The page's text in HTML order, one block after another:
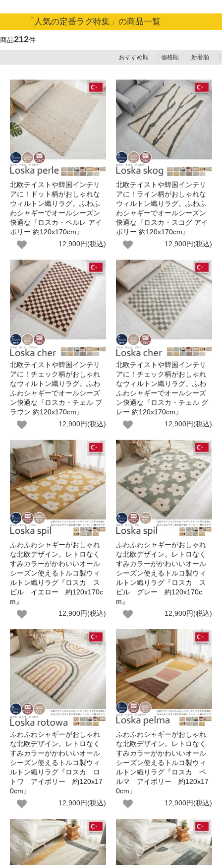
「人気の定番ラグ特集」の商品一覧
商品212件
おすすめ順 価格順 新着順
北欧テイストや韓国インテリ
アに！ドット柄がおしゃれな
ウィルトン織りラグ。ふわふ
わシャギーでオールシーズン
快適な『ロスカ・ペルレ アイ
ボリー 約120x170cm』
12,900円(税込)
北欧テイストや韓国インテリ
アに！ライン柄がおしゃれな
ウィルトン織りラグ。ふわふ
わシャギーでオールシーズン
快適な『ロスカ・スコグ アイ
ボリー 約120x170cm』
12,900円(税込)
北欧テイストや韓国インテリ
アに！チェック柄がおしゃれ
なウィルトン織りラグ。ふわ
ふわシャギーでオールシーズ
ン快適な『ロスカ・チェル ブ
ラウン 約120x170cm』
12,900円(税込)
北欧テイストや韓国インテリ
アに！チェック柄がおしゃれ
なウィルトン織りラグ。ふわ
ふわシャギーでオールシーズ
ン快適な『ロスカ・チェル グ
レー 約120x170cm』
12,900円(税込)
ふわふわシャギーがおしゃれ
な北欧デザイン。レトロなく
すみカラーがかわいいオール
シーズン使えるトルコ製ウィ
ルトン織りラグ『ロスカ ス
ピル イエロー 約120x170c
m』
12,900円(税込)
ふわふわシャギーがおしゃれ
な北欧デザイン。レトロなく
すみカラーがかわいいオール
シーズン使えるトルコ製ウィ
ルトン織りラグ『ロスカ ス
ピル グレー 約120x170c
m』
12,900円(税込)
ふわふわシャギーがおしゃれ
な北欧デザイン。レトロなく
すみカラーがかわいいオール
シーズン使えるトルコ製ウィ
ルトン織りラグ『ロスカ ロ
トワ アイボリー 約120x17
0cm』
12,900円(税込)
ふわふわシャギーがおしゃれ
な北欧デザイン。レトロなく
すみカラーがかわいいオール
シーズン使えるトルコ製ウィ
ルトン織りラグ『ロスカ ペ
ルマ アイボリー 約120x17
0cm』
12,900円(税込)